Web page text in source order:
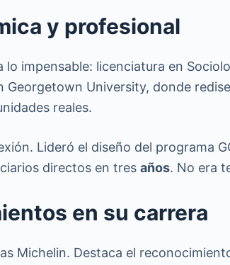
y profesional
impensable: licenciatura en
Georgetown University, donde
reales.
Lideró el diseño del programa
directos en tres años. No era
en su carrera
Michelin. Destaca el